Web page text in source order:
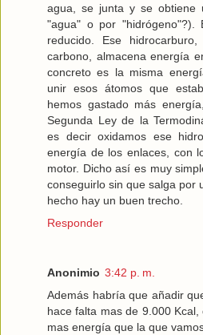
agua, se junta y se obtiene
"agua" o por
reducido. Ese
carbono, almacena energía
concreto es la misma
unir esos átomos que
hemos gastado más
Segunda Ley de la
es decir oxidamos ese
energía de los enlaces, con
motor. Dicho así es muy
conseguirlo sin que salga por
hecho hay un buen trecho.
Responder
Anonimio 3:42 p. m.
Además habría que añadir
hace falta mas de 9.000
mas energía que la que